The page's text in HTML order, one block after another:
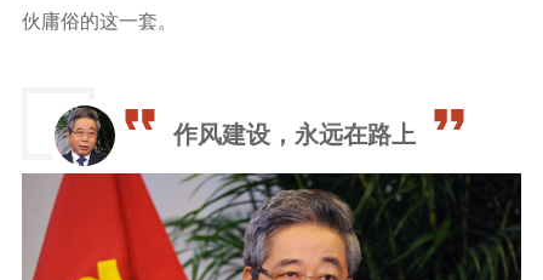
伙庸俗的这一套。
作风建设，永远在路上